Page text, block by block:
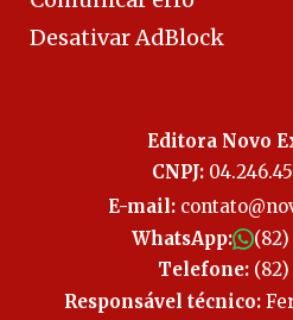
Desativar AdBlock
Editora Novo
CNPJ:
E-mail:
WhatsApp:
Telefone:(82)
Responsável técnico: